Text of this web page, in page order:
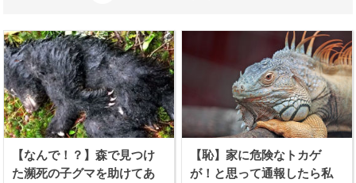
【なんで！？】森で見つけ
た瀕死の子グマを助けてあ
【恥】家に危険なトカゲ
が！と思って通報したら私